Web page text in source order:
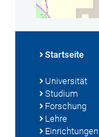
Startseite
Universität
Studium
Forschung
Lehre
Einrichtungen